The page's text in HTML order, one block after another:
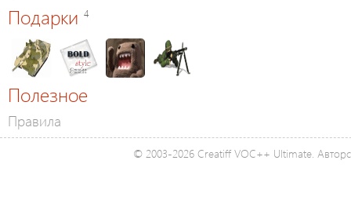
Подарки 4
Полезное
Правила
© 2003-2026 Creatiff VOC++ Ultimate.